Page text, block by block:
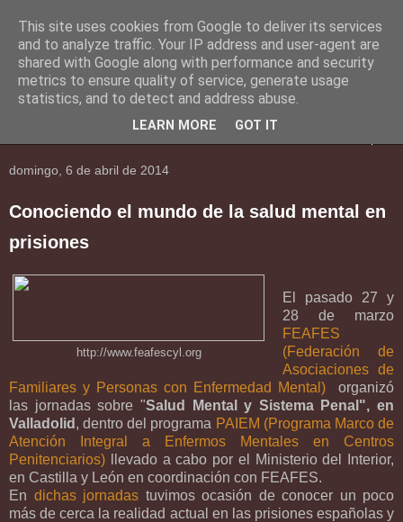
En Social
Una mirada al mundo social.
domingo, 6 de abril de 2014
Conociendo el mundo de la salud mental en
prisiones
http://www.feafescyl.org
El pasado 27 y
28 de marzo
FEAFES
(Federación de
Asociaciones de
Familiares y Personas con Enfermedad Mental) organizó
las jornadas sobre "Salud Mental y Sistema Penal", en
Valladolid , dentro del programa PAIEM (Programa Marco de
Atención Integral a Enfermos Mentales en Centros
Penitenciarios) llevado a cabo por el Ministerio del Interior,
en Castilla y León en coordinación con FEAFES.
En dichas jornadas tuvimos ocasión de conocer un poco
más de cerca la realidad actual en las prisiones españolas y
This site uses cookies from Google to deliver its services
and to analyze traffic. Your IP address and user-agent are
shared with Google along with performance and security
metrics to ensure quality of service, generate usage
statistics, and to detect and address abuse.
LEARN MORE GOT IT